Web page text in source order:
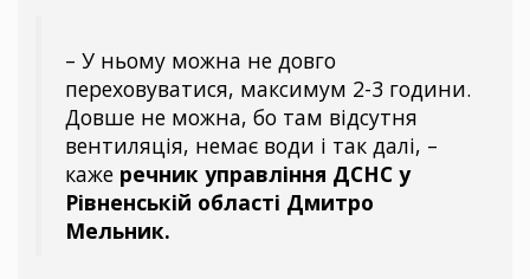
– У ньому можна не довго
переховуватися, максимум 2-3 години.
Довше не можна, бо там відсутня
вентиляція, немає води і так далі, –
каже речник управління ДСНС у
Рівненській області Дмитро
Мельник.